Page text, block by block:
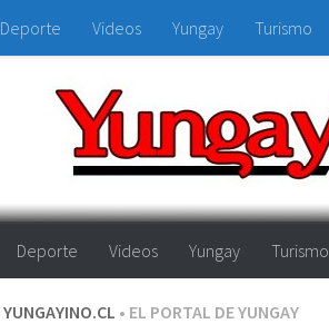
Deporte Videos Yungay Turismo
Deporte Videos Yungay Turismo
YUNGAYINO.CL • EL PORTAL DE YUNGAY